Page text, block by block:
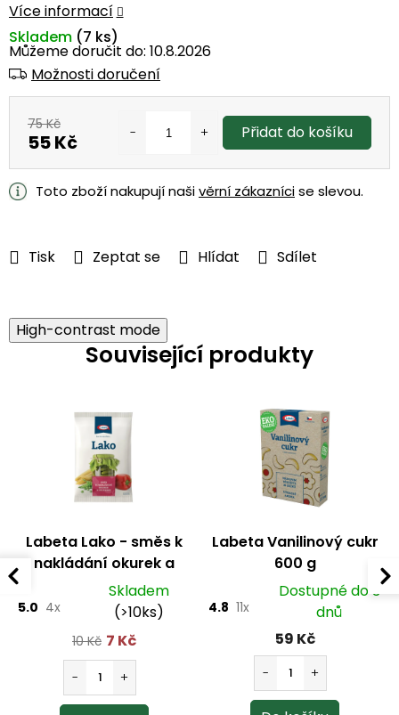
Více informací
Tisk Zeptat se Hlídat Sdílet
Můžeme doručit do: 10.8.2026
Možnosti doručení
Skladem (7 ks)
75 Kč
55 Kč Přidat do košíku
Toto zboží nakupují našivěrní zákaznícise slevou.
High-contrast mode
Související produkty
Labeta Lako - směs k
nakládání okurek a
zeleniny 100 g
5.0 4x
Skladem
(>10ks)
10 Kč 7 Kč
Labeta Vanilinový cukr
600 g
4.8 11x
Dostupné do 3
dnů
59 Kč